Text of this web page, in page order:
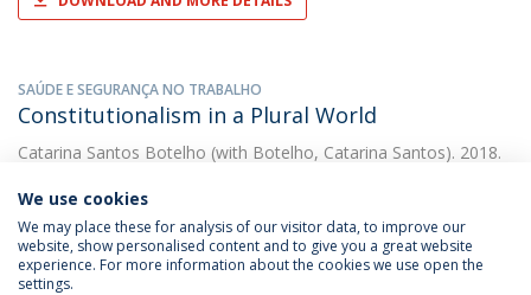
SAÚDE E SEGURANÇA NO TRABALHO
Constitutionalism in a Plural World
Catarina Santos Botelho (with Botelho, Catarina Santos). 2018.
DOWNLOAD AND MORE DETAILS
We use cookies
We may place these for analysis of our visitor data, to improve our
website, show personalised content and to give you a great website
experience. For more information about the cookies we use open the
settings.